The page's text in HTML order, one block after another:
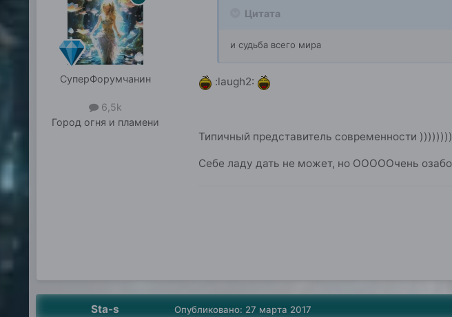
СуперФорумчанин
6,5k
Город огня и пламени
Цитата
и судьба всего мира
:laugh2:
Типичный представитель современности
Себе ладу дать не может, но ОООООчень
Sta-s Опубликовано: 27 марта 2017